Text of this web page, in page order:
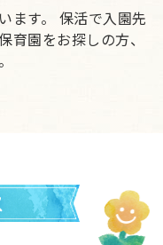
ます。 保活で入園先
育園をお探しの方、